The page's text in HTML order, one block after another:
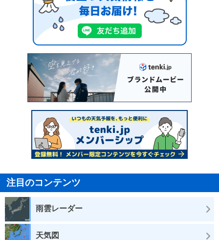
注目のコンテンツ
雨雲レーダー
天気図